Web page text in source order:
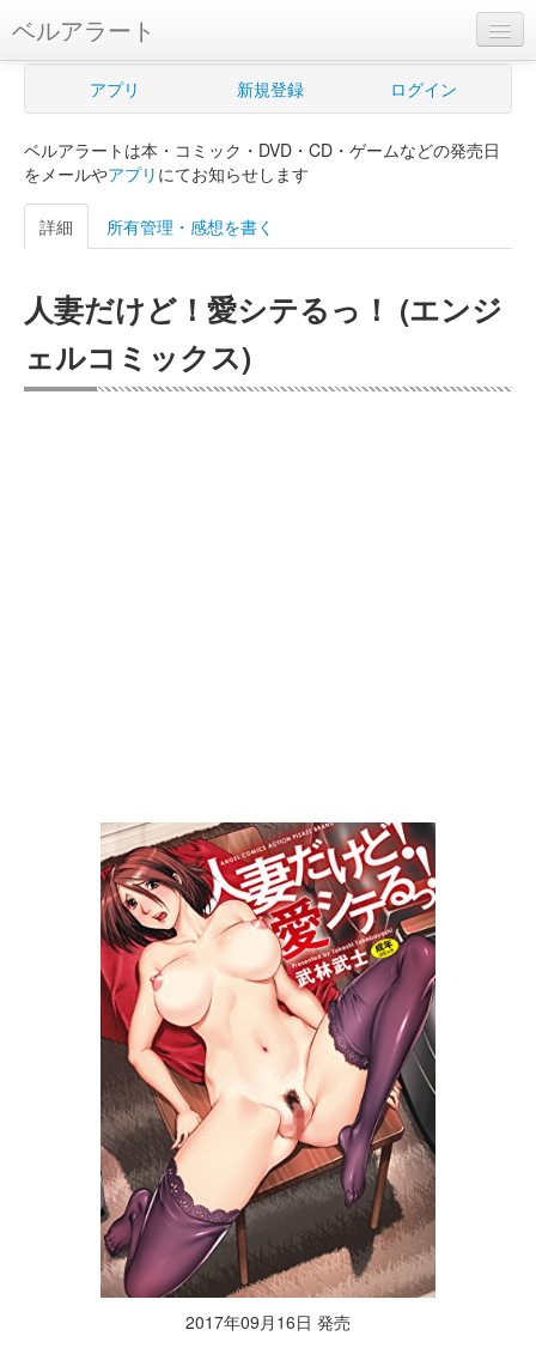
ベルアラート
ベルアラートとは
新規登録
ログイン
購入管理
Myシェルフ
アプリ 新規登録 ログイン
ベルアラートは本・コミック・DVD・CD・ゲームなどの発売日
をメールやアプリ にてお知らせします
詳細 所有管理・感想を書く
人妻だけど！愛シテるっ！ (エンジ
ェルコミックス)
2017年09月16日 発売